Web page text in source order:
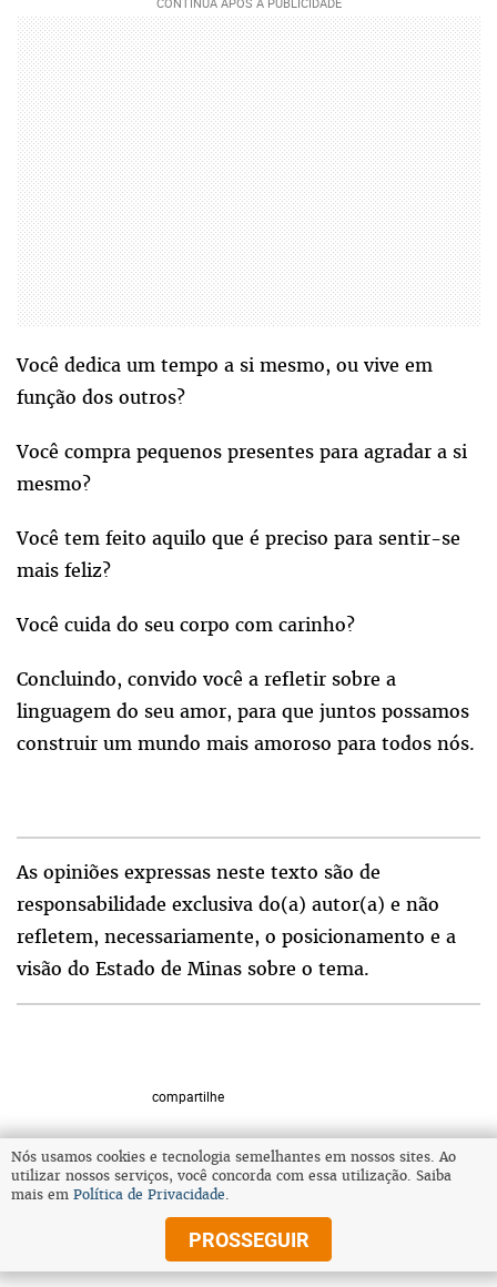
Você dedica um tempo a si mesmo, ou vive em
função dos outros?
Você compra pequenos presentes para agradar a si
mesmo?
Você tem feito aquilo que é preciso para sentir-se
mais feliz?
Você cuida do seu corpo com carinho?
Concluindo, convido você a refletir sobre a
linguagem do seu amor, para que juntos possamos
construir um mundo mais amoroso para todos nós.
As opiniões expressas neste texto são de
responsabilidade exclusiva do(a) autor(a) e não
refletem, necessariamente, o posicionamento e a
visão do Estado de Minas sobre o tema.
compartilhe
VOLTAR AO TOPO
© Copyright 2025 Diários Associados
Todos os direitos reservados.
Nós usamos cookies e tecnologia semelhantes em nossos sites. Ao
utilizar nossos serviços, você concorda com essa utilização. Saiba
mais em Política de Privacidade.
PROSSEGUIR